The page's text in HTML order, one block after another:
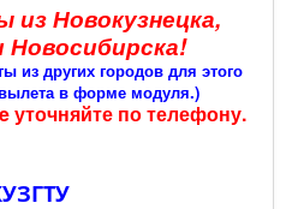
Новокузнецка,
Новосибирска!
из других городов для этого
в форме модуля.)
уточняйте по телефону.